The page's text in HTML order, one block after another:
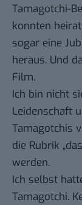
Tamagotchi-
konnten
sogar eine
heraus. Und
Film.
Ich bin nicht
Leidenschaft
Tamagotchis
die Rubrik
werden.
Ich selbst
Tamagotchi.